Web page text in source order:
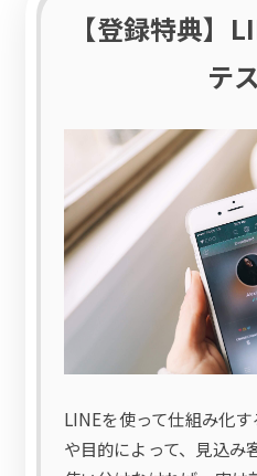
【登録特典】
テ
LINEを使って仕組み化
や目的によって、見込み